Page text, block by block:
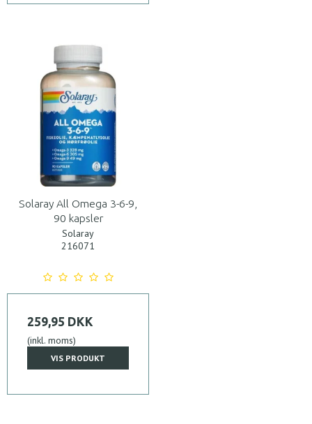
Solaray All Omega 3-6-9,
90 kapsler
Solaray
216071
259,95 DKK
(inkl. moms)
VIS PRODUKT